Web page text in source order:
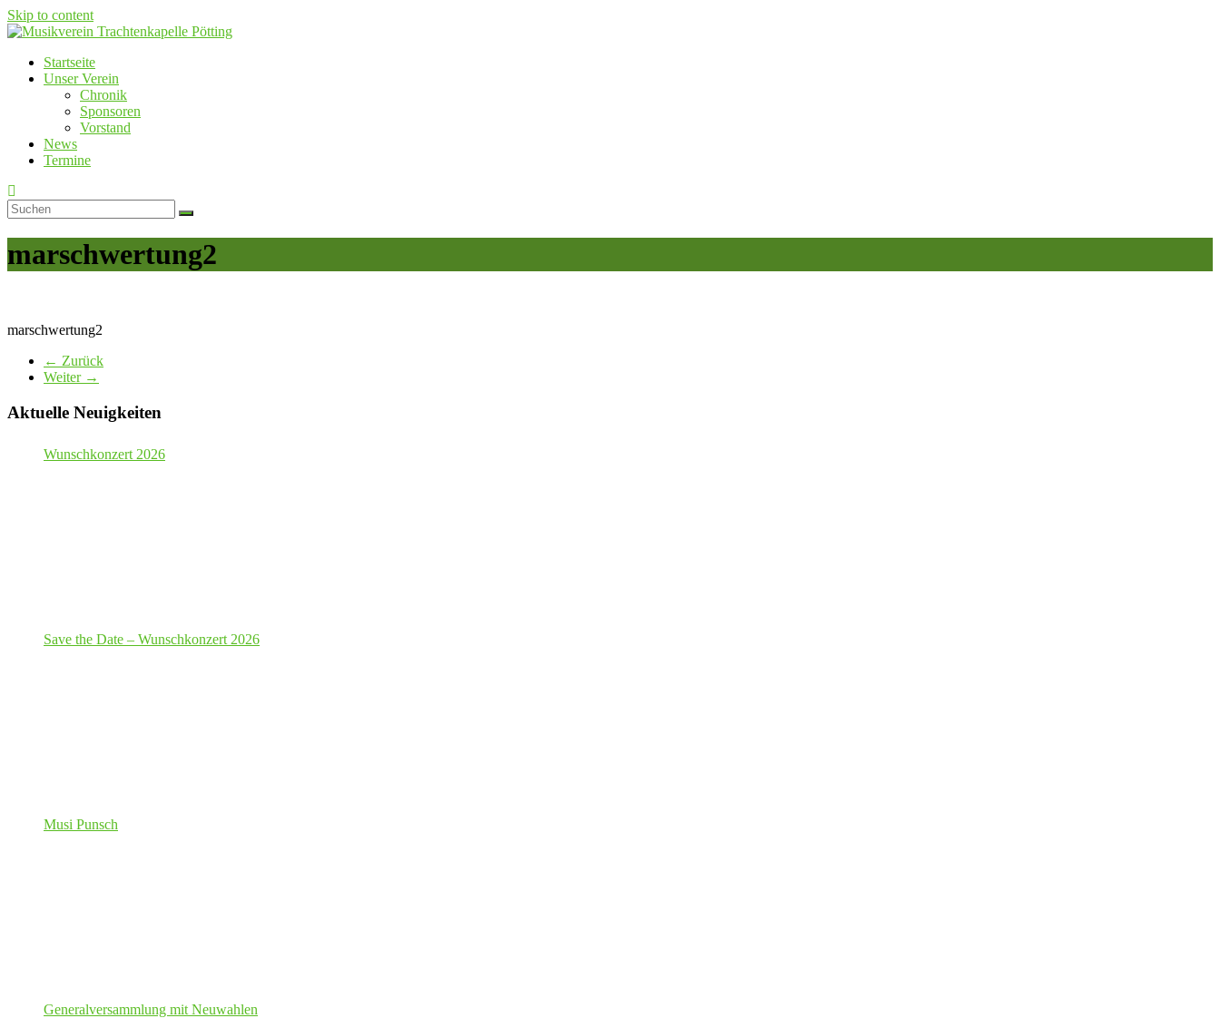
Skip to content
Musikverein Trachtenkapelle Pötting
Startseite
Unser Verein
Chronik
Sponsoren
Vorstand
News
Termine
marschwertung2
marschwertung2
← Zurück
Weiter →
Aktuelle Neuigkeiten
Wunschkonzert 2026
Save the Date – Wunschkonzert 2026
Musi Punsch
Generalversammlung mit Neuwahlen